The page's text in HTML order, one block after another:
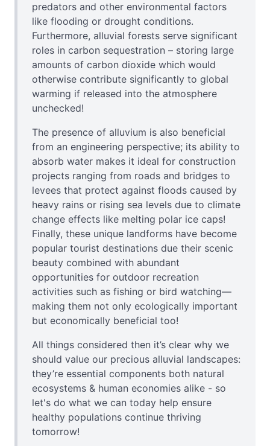
predators and other environmental factors
like flooding or drought conditions.
Furthermore, alluvial forests serve significant
roles in carbon sequestration – storing large
amounts of carbon dioxide which would
otherwise contribute significantly to global
warming if released into the atmosphere
unchecked!
The presence of alluvium is also beneficial
from an engineering perspective; its ability to
absorb water makes it ideal for construction
projects ranging from roads and bridges to
levees that protect against floods caused by
heavy rains or rising sea levels due to climate
change effects like melting polar ice caps!
Finally, these unique landforms have become
popular tourist destinations due their scenic
beauty combined with abundant
opportunities for outdoor recreation
activities such as fishing or bird watching—
making them not only ecologically important
but economically beneficial too!
All things considered then it’s clear why we
should value our precious alluvial landscapes:
they’re essential components both natural
ecosystems & human economies alike - so
let's do what we can today help ensure
healthy populations continue thriving
tomorrow!